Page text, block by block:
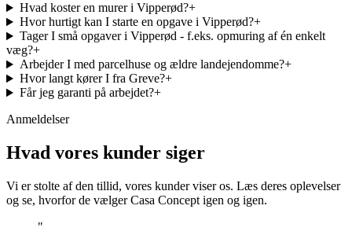
Hvad koster en murer i Vipperød?+
Hvor hurtigt kan I starte en opgave i Vipperød?+
Tager I små opgaver i Vipperød - f.eks. opmuring af én enkelt
væg?+
Arbejder I med parcelhuse og ældre landejendomme?+
Hvor langt kører I fra Greve?+
Får jeg garanti på arbejdet?+
Anmeldelser
Hvad vores kunder siger
Vi er stolte af den tillid, vores kunder viser os. Læs deres oplevelser
og se, hvorfor de vælger Casa Concept igen og igen.
"